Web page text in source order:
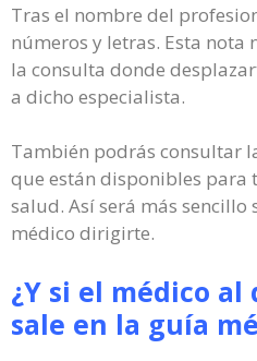
Tras el nombre del
números y letras. Esta nota
la consulta donde
a dicho especialista.
También podrás consultar
que están disponibles para
salud. Así será más sencillo
médico dirigirte.
¿Y si el médico
sale en la guía